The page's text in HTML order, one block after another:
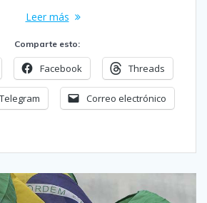
Leer más
Comparte esto:
Facebook Threads
Telegram Correo electrónico